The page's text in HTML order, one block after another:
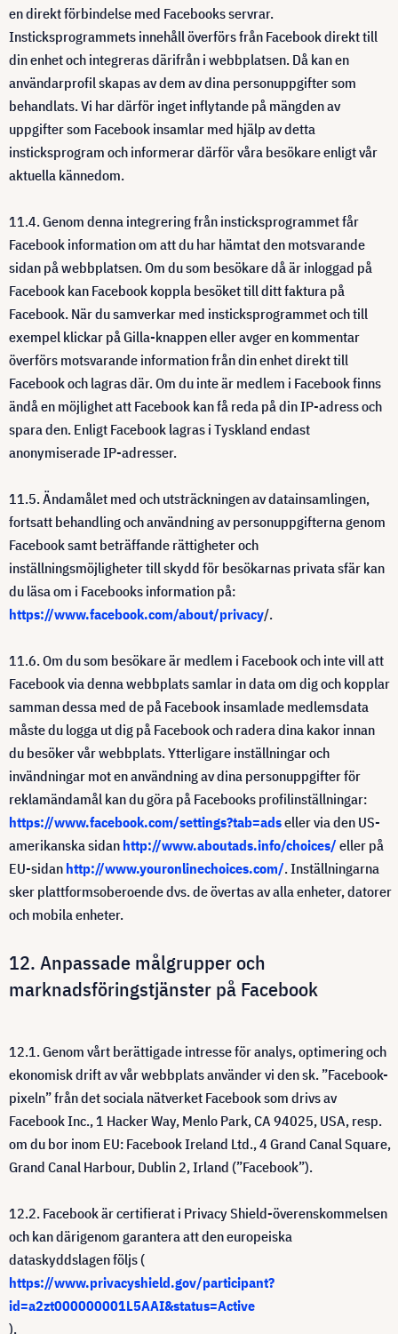
en direkt förbindelse med Facebooks servrar.
Insticksprogrammets innehåll överförs från Facebook direkt till
din enhet och integreras därifrån i webbplatsen. Då kan en
användarprofil skapas av dem av dina personuppgifter som
behandlats. Vi har därför inget inflytande på mängden av
uppgifter som Facebook insamlar med hjälp av detta
insticksprogram och informerar därför våra besökare enligt vår
aktuella kännedom.
11.4. Genom denna integrering från insticksprogrammet får
Facebook information om att du har hämtat den motsvarande
sidan på webbplatsen. Om du som besökare då är inloggad på
Facebook kan Facebook koppla besöket till ditt faktura på
Facebook. När du samverkar med insticksprogrammet och till
exempel klickar på Gilla-knappen eller avger en kommentar
överförs motsvarande information från din enhet direkt till
Facebook och lagras där. Om du inte är medlem i Facebook finns
ändå en möjlighet att Facebook kan få reda på din IP-adress och
spara den. Enligt Facebook lagras i Tyskland endast
anonymiserade IP-adresser.
11.5. Ändamålet med och utsträckningen av datainsamlingen,
fortsatt behandling och användning av personuppgifterna genom
Facebook samt beträffande rättigheter och
inställningsmöjligheter till skydd för besökarnas privata sfär kan
du läsa om i Facebooks information på:
https://www.facebook.com/about/privacy/.
11.6. Om du som besökare är medlem i Facebook och inte vill att
Facebook via denna webbplats samlar in data om dig och kopplar
samman dessa med de på Facebook insamlade medlemsdata
måste du logga ut dig på Facebook och radera dina kakor innan
du besöker vår webbplats. Ytterligare inställningar och
invändningar mot en användning av dina personuppgifter för
reklamändamål kan du göra på Facebooks profilinställningar:
https://www.facebook.com/settings?tab=adseller via den US-
amerikanska sidan http://www.aboutads.info/choices/ eller på
EU-sidan http://www.youronlinechoices.com/. Inställningarna
sker plattformsoberoende dvs. de övertas av alla enheter, datorer
och mobila enheter.
12. Anpassade målgrupper och
marknadsföringstjänster på Facebook
12.1. Genom vårt berättigade intresse för analys, optimering och
ekonomisk drift av vår webbplats använder vi den sk. ”Facebook-
pixeln” från det sociala nätverket Facebook som drivs av
Facebook Inc., 1 Hacker Way, Menlo Park, CA 94025, USA, resp.
om du bor inom EU: Facebook Ireland Ltd., 4 Grand Canal Square,
Grand Canal Harbour, Dublin 2, Irland (”Facebook”).
12.2. Facebook är certifierat i Privacy Shield-överenskommelsen
och kan därigenom garantera att den europeiska
dataskyddslagen följs (
https://www.privacyshield.gov/participant?
id=a2zt000000001L5AAI&status=Active
).